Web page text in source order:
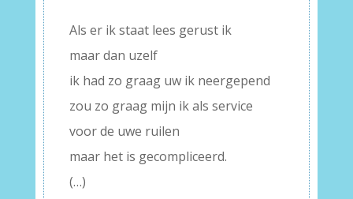
Als er ik staat lees gerust ik
maar dan uzelf
ik had zo graag uw ik neergepend
zou zo graag mijn ik als service
voor de uwe ruilen
maar het is gecompliceerd.
(…)